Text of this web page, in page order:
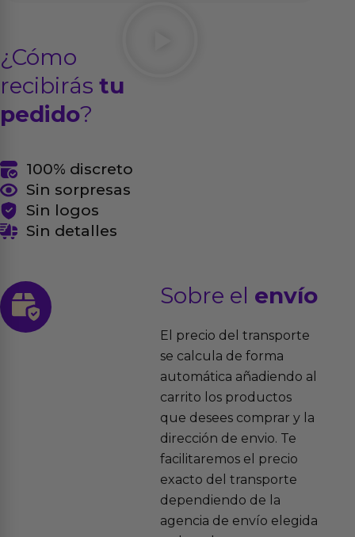
¿Cómo
recibirás tu
pedido?
100% discreto
Sin sorpresas
Sin logos
Sin detalles
Sobre el envío
El precio del transporte
se calcula de forma
automática añadiendo al
carrito los productos
que desees comprar y la
dirección de envio. Te
facilitaremos el precio
exacto del transporte
dependiendo de la
agencia de envío elegida